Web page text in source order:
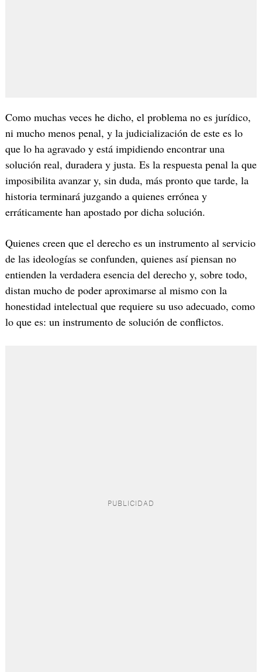
Como muchas veces he dicho, el problema no es jurídico,
ni mucho menos penal, y la judicialización de este es lo
que lo ha agravado y está impidiendo encontrar una
solución real, duradera y justa. Es la respuesta penal la que
imposibilita avanzar y, sin duda, más pronto que tarde, la
historia terminará juzgando a quienes errónea y
erráticamente han apostado por dicha solución.
Quienes creen que el derecho es un instrumento al servicio
de las ideologías se confunden, quienes así piensan no
entienden la verdadera esencia del derecho y, sobre todo,
distan mucho de poder aproximarse al mismo con la
honestidad intelectual que requiere su uso adecuado, como
lo que es: un instrumento de solución de conflictos.